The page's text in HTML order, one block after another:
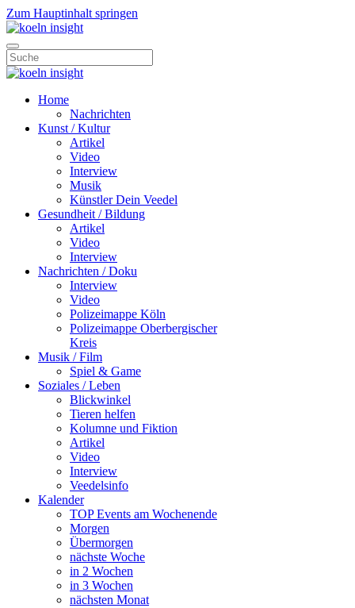
Zum Hauptinhalt springen
Home
Nachrichten
Kunst / Kultur
Artikel
Video
Interview
Musik
Künstler Dein Veedel
Gesundheit / Bildung
Artikel
Video
Interview
Nachrichten / Doku
Interview
Video
Polizeimappe Köln
Polizeimappe Oberbergischer
Kreis
Musik / Film
Spiel & Game
Soziales / Leben
Blickwinkel
Tieren helfen
Kolumne und Fiktion
Artikel
Video
Interview
Veedelsinfo
Kalender
TOP Events am Wochenende
Morgen
Übermorgen
nächste Woche
in 2 Wochen
in 3 Wochen
nächsten Monat